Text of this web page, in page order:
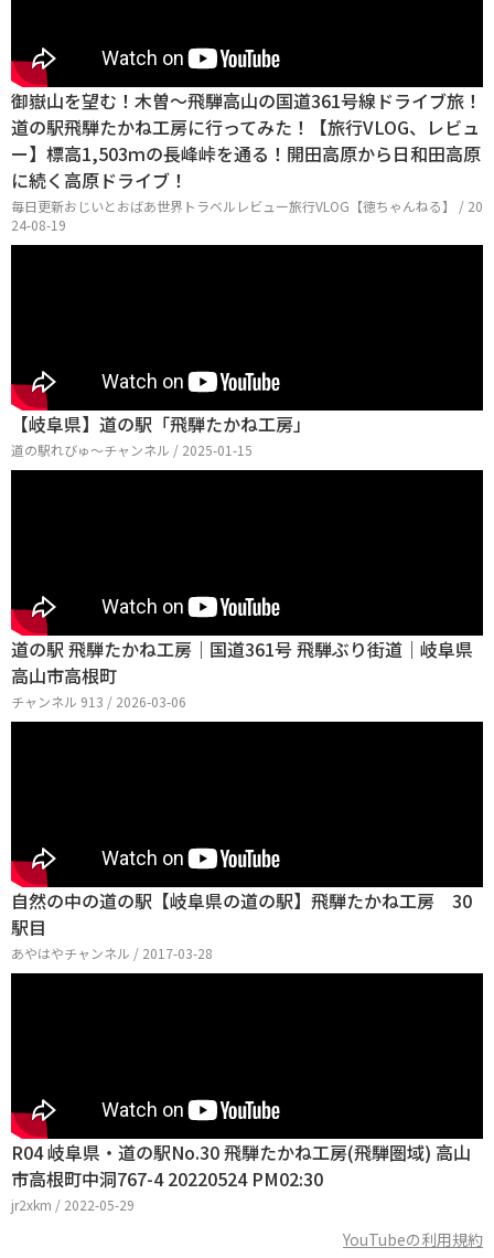
御嶽山を望む！木曽〜飛騨高山の国道361号線ドライブ旅！
道の駅飛騨たかね工房に行ってみた！【旅行VLOG、レビュ
ー】標高1,503ｍの長峰峠を通る！開田高原から日和田高原
に続く高原ドライブ！
毎日更新おじいとおばあ世界トラベルレビュー旅行VLOG【徳ちゃんねる】 / 20
24-08-19
【岐阜県】道の駅「飛騨たかね工房」
道の駅れびゅ〜チャンネル / 2025-01-15
道の駅 飛騨たかね工房｜国道361号 飛騨ぶり街道｜岐阜県
高山市高根町
チャンネル 913 / 2026-03-06
自然の中の道の駅【岐阜県の道の駅】飛騨たかね工房 30
駅目
あやはやチャンネル / 2017-03-28
R04 岐阜県・道の駅No.30 飛騨たかね工房(飛騨圏域) 高山
市高根町中洞767-4 20220524 PM02:30
jr2xkm / 2022-05-29
YouTubeの利用規約